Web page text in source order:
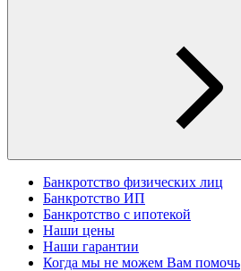
Банкротство физических лиц
Банкротство ИП
Банкротство с ипотекой
Наши цены
Наши гарантии
Когда мы не можем Вам помочь